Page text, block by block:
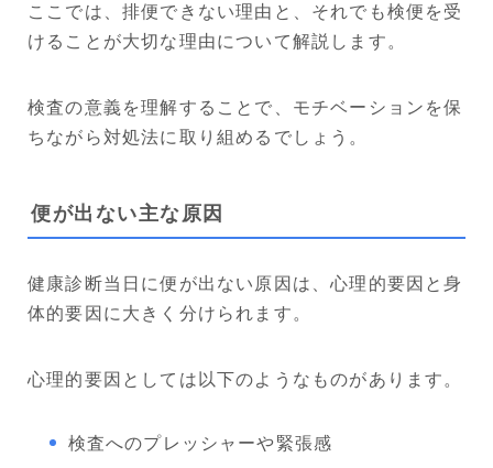
ここでは、排便できない理由と、それでも検便を受
けることが大切な理由について解説します。
検査の意義を理解することで、モチベーションを保
ちながら対処法に取り組めるでしょう。
便が出ない主な原因
健康診断当日に便が出ない原因は、心理的要因と身
体的要因に大きく分けられます。
心理的要因としては以下のようなものがあります。
検査へのプレッシャーや緊張感